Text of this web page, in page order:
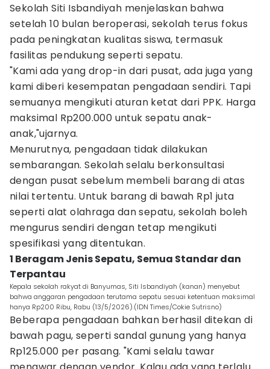
Sekolah Siti Isbandiyah menjelaskan bahwa
setelah 10 bulan beroperasi, sekolah terus fokus
pada peningkatan kualitas siswa, termasuk
fasilitas pendukung seperti sepatu.
"Kami ada yang drop-in dari pusat, ada juga yang
kami diberi kesempatan pengadaan sendiri. Tapi
semuanya mengikuti aturan ketat dari PPK. Harga
maksimal Rp200.000 untuk sepatu anak-
anak,"ujarnya.
Menurutnya, pengadaan tidak dilakukan
sembarangan. Sekolah selalu berkonsultasi
dengan pusat sebelum membeli barang di atas
nilai tertentu. Untuk barang di bawah Rp1 juta
seperti alat olahraga dan sepatu, sekolah boleh
mengurus sendiri dengan tetap mengikuti
spesifikasi yang ditentukan.
1 Beragam Jenis Sepatu, Semua Standar dan
Terpantau
Kepala sekolah rakyat di Banyumas, Siti Isbandiyah (kanan) menyebut
bahwa anggaran pengadaan terutama sepatu sesuai ketentuan maksimal
hanya Rp200 Ribu, Rabu (13/5/2026).(IDN Times/Cokie Sutrisno)
Beberapa pengadaan bahkan berhasil ditekan di
bawah pagu, seperti sandal gunung yang hanya
Rp125.000 per pasang. "Kami selalu tawar